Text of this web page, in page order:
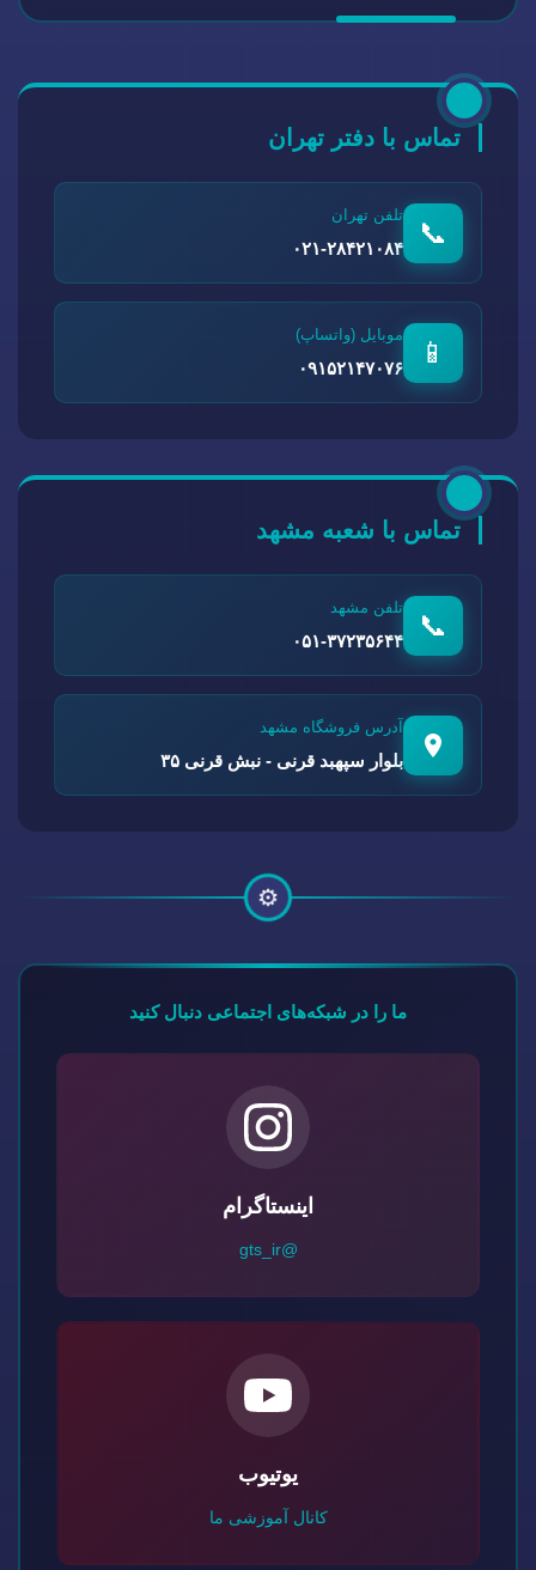
تماس با دفتر تهران
📞
تلفن تهران
۰۲۱-۲۸۴۲۱۰۸۴
📱
موبایل (واتساپ)
۰۹۱۵۲۱۴۷۰۷۶
تماس با شعبه مشهد
📞
تلفن مشهد
۰۵۱-۳۷۲۳۵۶۴۴
آدرس فروشگاه مشهد
بلوار سپهبد قرنی - نبش قرنی ۳۵
⚙️
ما را در شبکه‌های اجتماعی دنبال کنید
اینستاگرام
@gts_ir
یوتیوب
کانال آموزشی ما